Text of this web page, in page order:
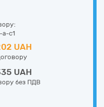
a-c1
UAH
UAH
без ПДВ